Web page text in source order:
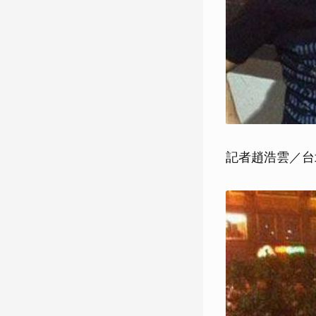
記者趙浩雲／